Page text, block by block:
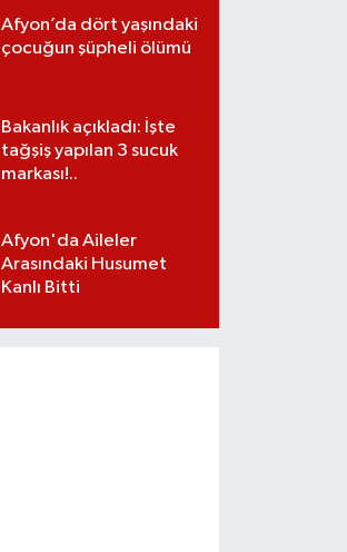
Afyon’da dört yaşındaki
çocuğun şüpheli ölümü
Bakanlık açıkladı: İşte
tağşiş yapılan 3 sucuk
markası!..
Afyon'da Aileler
Arasındaki Husumet
Kanlı Bitti